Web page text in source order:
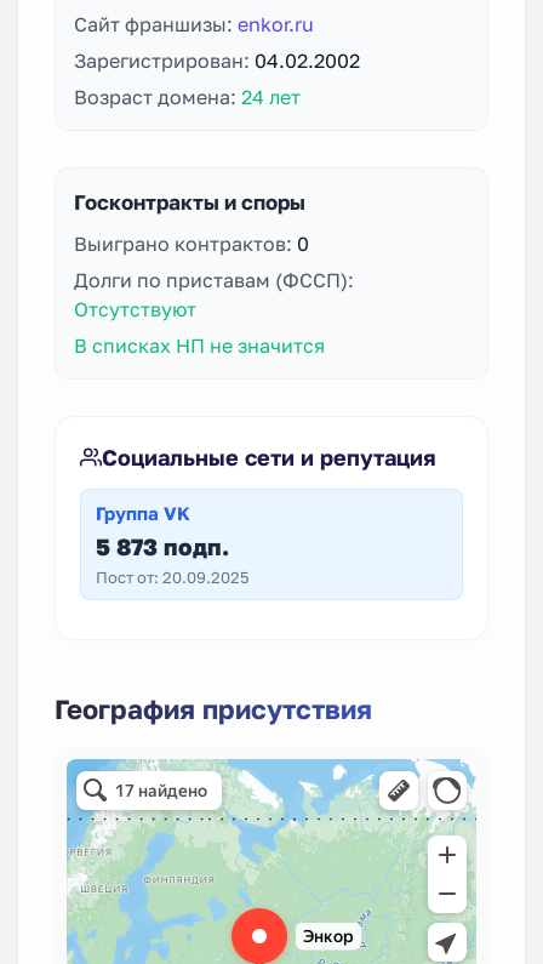
Сайт франшизы: enkor.ru
Зарегистрирован: 04.02.2002
Возраст домена: 24 лет
Госконтракты и споры
Выиграно контрактов: 0
Долги по приставам (ФССП):
Отсутствуют
В списках НП не значится
Социальные сети и репутация
Группа VK
5 873 подп.
Пост от: 20.09.2025
География присутствия